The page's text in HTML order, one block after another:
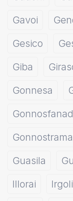
Gavoi
Gesico
Giba
Gonnesa
Guasila
Illorai
Irgoli